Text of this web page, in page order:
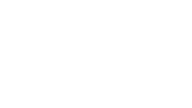
Plus Toric